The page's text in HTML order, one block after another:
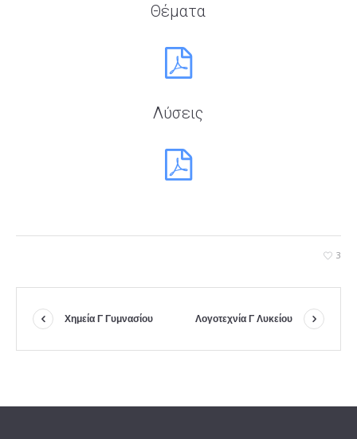
Θέματα
Λύσεις
3
Χημεία Γ Γυμνασίου Λογοτεχνία Γ Λυκείου